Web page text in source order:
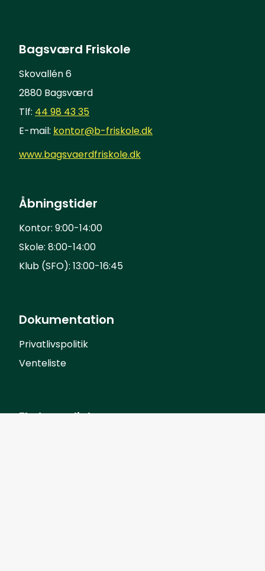
Bagsværd Friskole
Skovallén 6
2880 Bagsværd
Tlf: 44 98 43 35
E-mail: kontor@b-friskole.dk
www.bagsvaerdfriskole.dk
Åbningstider
Kontor: 9:00-14:00
Skole: 8:00-14:00
Klub (SFO): 13:00-16:45
Dokumentation
Privatlivspolitik
Venteliste
Eksterne links